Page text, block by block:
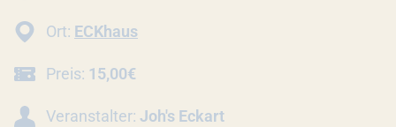
Ort: ECKhaus
Preis: 15,00€
Veranstalter: Joh's Eckart